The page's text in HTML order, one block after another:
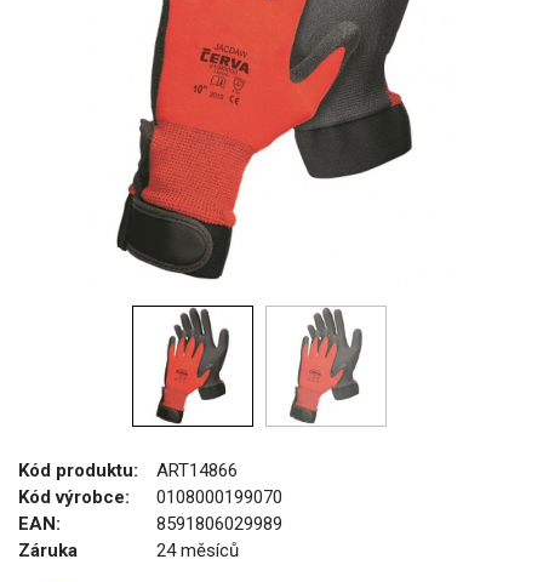
Kód produktu:
ART14866
Kód výrobce:
0108000199070
EAN:
8591806029989
Záruka
24 měsíců